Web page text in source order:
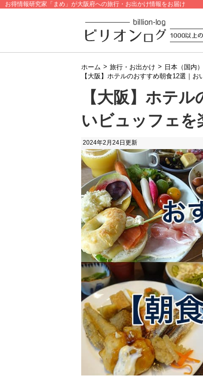
お得情報研究家「まめ」が大阪府への旅行・お出かけ情報をお届け
ホーム > 旅行・お出かけ > 日本（国内
【大阪】ホテルのおすすめ朝食12選｜
【大阪】ホテ
いビュッフェを
2024年2月24日 更新